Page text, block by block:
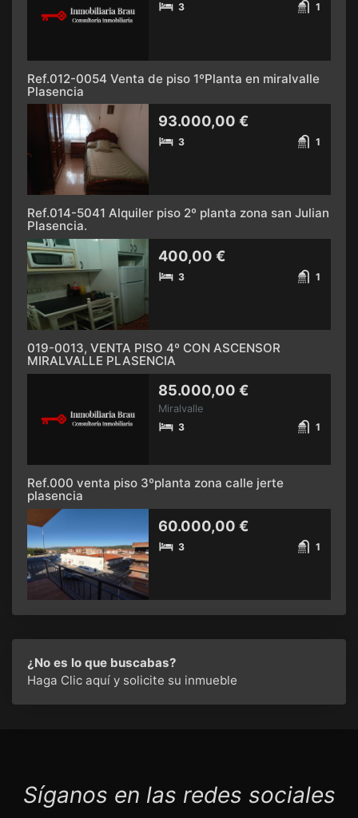
3 1
Ref.012-0054 Venta de piso 1ºPlanta en miralvalle
Plasencia
93.000,00 €
3 1
Ref.014-5041 Alquiler piso 2º planta zona san Julian
Plasencia.
400,00 €
3 1
019-0013, VENTA PISO 4º CON ASCENSOR
MIRALVALLE PLASENCIA
85.000,00 €
Miralvalle
3 1
Ref.000 venta piso 3ºplanta zona calle jerte
plasencia
60.000,00 €
3 1
¿No es lo que buscabas?
Haga Clic aquí y solicite su inmueble
Síganos en las redes sociales